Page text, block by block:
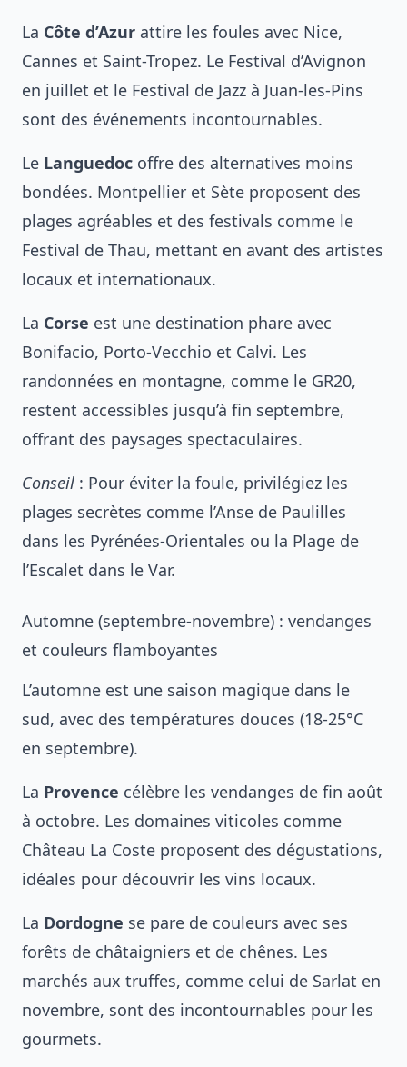
La Côte d’Azur attire les foules avec Nice,
Cannes et Saint-Tropez. Le Festival d’Avignon
en juillet et le Festival de Jazz à Juan-les-Pins
sont des événements incontournables.
Le Languedoc offre des alternatives moins
bondées. Montpellier et Sète proposent des
plages agréables et des festivals comme le
Festival de Thau, mettant en avant des artistes
locaux et internationaux.
La Corse est une destination phare avec
Bonifacio, Porto-Vecchio et Calvi. Les
randonnées en montagne, comme le GR20,
restent accessibles jusqu’à fin septembre,
offrant des paysages spectaculaires.
Conseil : Pour éviter la foule, privilégiez les
plages secrètes comme l’Anse de Paulilles
dans les Pyrénées-Orientales ou la Plage de
l’Escalet dans le Var.
Automne (septembre-novembre) : vendanges
et couleurs flamboyantes
L’automne est une saison magique dans le
sud, avec des températures douces (18-25°C
en septembre).
La Provence célèbre les vendanges de fin août
à octobre. Les domaines viticoles comme
Château La Coste proposent des dégustations,
idéales pour découvrir les vins locaux.
La Dordogne se pare de couleurs avec ses
forêts de châtaigniers et de chênes. Les
marchés aux truffes, comme celui de Sarlat en
novembre, sont des incontournables pour les
gourmets.